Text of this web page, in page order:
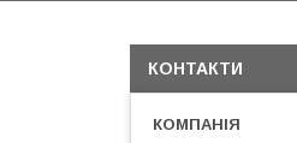
КОНТАКТИ